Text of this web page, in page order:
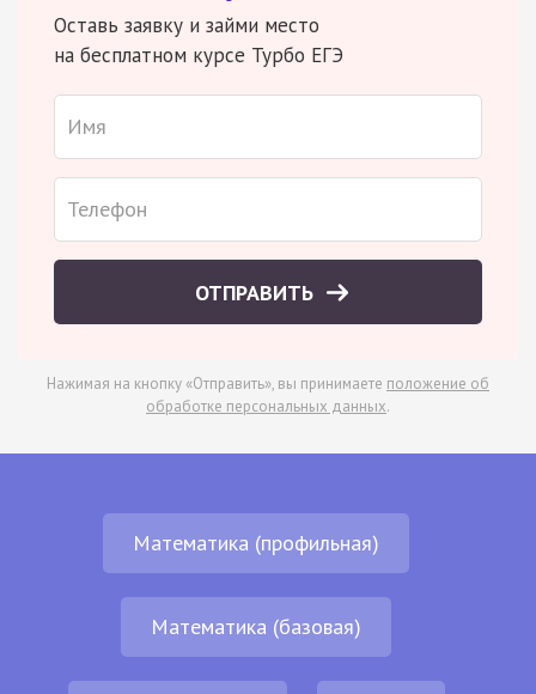
Оставь заявку и займи место
на бесплатном курсе Турбо ЕГЭ
ОТПРАВИТЬ
Нажимая на кнопку «Отправить», вы принимаете положение об
обработке персональных данных.
Математика (профильная)
Математика (базовая)